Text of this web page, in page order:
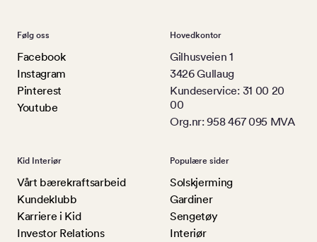
Følg oss
Facebook
Instagram
Pinterest
Youtube
Hovedkontor
Gilhusveien 1
3426 Gullaug
Kundeservice: 31 00 20
00
Org.nr: 958 467 095 MVA
Kid Interiør
Vårt bærekraftsarbeid
Kundeklubb
Karriere i Kid
Investor Relations
Populære sider
Solskjerming
Gardiner
Sengetøy
Interiør